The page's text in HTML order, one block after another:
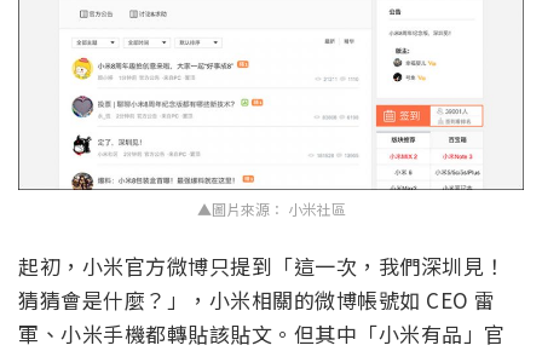
▲圖片來源： 小米社區
起初，小米官方微博只提到「這一次，我們深圳見！
猜猜會是什麼？」，小米相關的微博帳號如 CEO 雷
軍、小米手機都轉貼該貼文。但其中「小米有品」官